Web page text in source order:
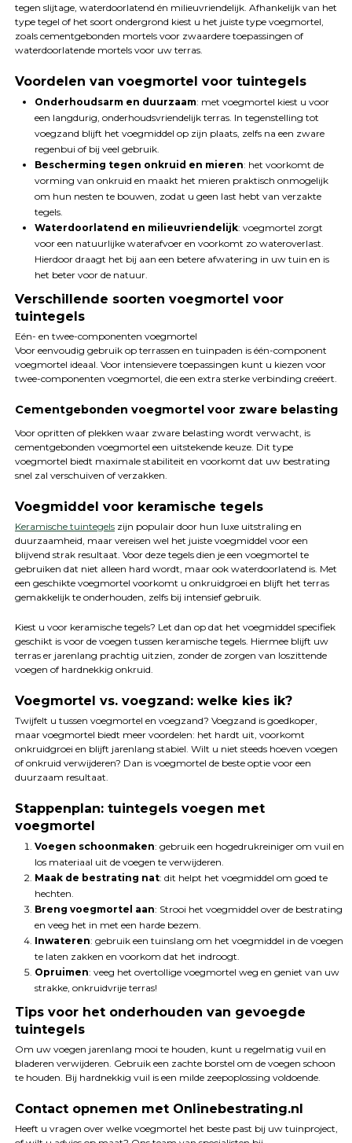
tegen slijtage, waterdoorlatend én milieuvriendelijk. Afhankelijk van het
type tegel of het soort ondergrond kiest u het juiste type voegmortel,
zoals cementgebonden mortels voor zwaardere toepassingen of
waterdoorlatende mortels voor uw terras.
Voordelen van voegmortel voor tuintegels
Onderhoudsarm en duurzaam: met voegmortel kiest u voor
een langdurig, onderhoudsvriendelijk terras. In tegenstelling tot
voegzand blijft het voegmiddel op zijn plaats, zelfs na een zware
regenbui of bij veel gebruik.
Bescherming tegen onkruid en mieren: het voorkomt de
vorming van onkruid en maakt het mieren praktisch onmogelijk
om hun nesten te bouwen, zodat u geen last hebt van verzakte
tegels.
Waterdoorlatend en milieuvriendelijk: voegmortel zorgt
voor een natuurlijke waterafvoer en voorkomt zo wateroverlast.
Hierdoor draagt het bij aan een betere afwatering in uw tuin en is
het beter voor de natuur.
Verschillende soorten voegmortel voor
tuintegels
Eén- en twee-componenten voegmortel
Voor eenvoudig gebruik op terrassen en tuinpaden is één-component
voegmortel ideaal. Voor intensievere toepassingen kunt u kiezen voor
twee-componenten voegmortel, die een extra sterke verbinding creëert.
Cementgebonden voegmortel voor zware belasting
Voor opritten of plekken waar zware belasting wordt verwacht, is
cementgebonden voegmortel een uitstekende keuze. Dit type
voegmortel biedt maximale stabiliteit en voorkomt dat uw bestrating
snel zal verschuiven of verzakken.
Voegmiddel voor keramische tegels
Keramische tuintegelszijn populair door hun luxe uitstraling en
duurzaamheid, maar vereisen wel het juiste voegmiddel voor een
blijvend strak resultaat. Voor deze tegels dien je een voegmortel te
gebruiken dat niet alleen hard wordt, maar ook waterdoorlatend is. Met
een geschikte voegmortel voorkomt u onkruidgroei en blijft het terras
gemakkelijk te onderhouden, zelfs bij intensief gebruik.
Kiest u voor keramische tegels? Let dan op dat het voegmiddel specifiek
geschikt is voor de voegen tussen keramische tegels. Hiermee blijft uw
terras er jarenlang prachtig uitzien, zonder de zorgen van loszittende
voegen of hardnekkig onkruid.
Voegmortel vs. voegzand: welke kies ik?
Twijfelt u tussen voegmortel en voegzand? Voegzand is goedkoper,
maar voegmortel biedt meer voordelen: het hardt uit, voorkomt
onkruidgroei en blijft jarenlang stabiel. Wilt u niet steeds hoeven voegen
of onkruid verwijderen? Dan is voegmortel de beste optie voor een
duurzaam resultaat.
Stappenplan: tuintegels voegen met
voegmortel
Voegen schoonmaken: gebruik een hogedrukreiniger om vuil en
los materiaal uit de voegen te verwijderen.
Maak de bestrating nat: dit helpt het voegmiddel om goed te
hechten.
Breng voegmortel aan: Strooi het voegmiddel over de bestrating
en veeg het in met een harde bezem.
Inwateren: gebruik een tuinslang om het voegmiddel in de voegen
te laten zakken en voorkom dat het indroogt.
Opruimen: veeg het overtollige voegmortel weg en geniet van uw
strakke, onkruidvrije terras!
Tips voor het onderhouden van gevoegde
tuintegels
Om uw voegen jarenlang mooi te houden, kunt u regelmatig vuil en
bladeren verwijderen. Gebruik een zachte borstel om de voegen schoon
te houden. Bij hardnekkig vuil is een milde zeepoplossing voldoende.
Contact opnemen met Onlinebestrating.nl
Heeft u vragen over welke voegmortel het beste past bij uw tuinproject,